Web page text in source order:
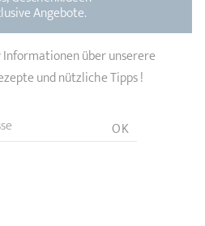
Angebote.
über unserere
und nützliche Tipps !
OK